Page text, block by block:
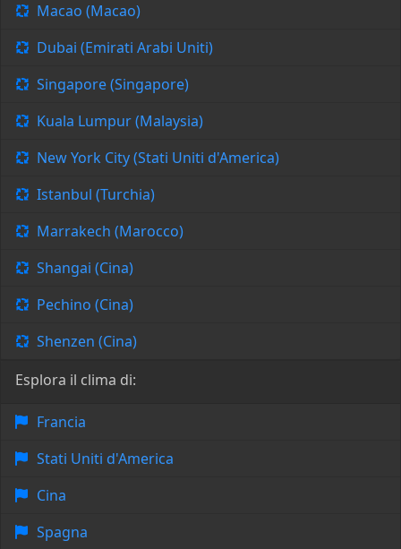
Macao (Macao)
Dubai (Emirati Arabi Uniti)
Singapore (Singapore)
Kuala Lumpur (Malaysia)
New York City (Stati Uniti d'America)
Istanbul (Turchia)
Marrakech (Marocco)
Shangai (Cina)
Pechino (Cina)
Shenzen (Cina)
Esplora il clima di:
Francia
Stati Uniti d'America
Cina
Spagna